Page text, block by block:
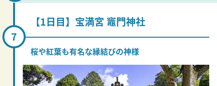
【1日目】宝満宮 竈門神社
桜や紅葉も有名な縁結びの神様